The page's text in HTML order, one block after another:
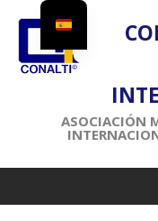
ASOCIACIÓN